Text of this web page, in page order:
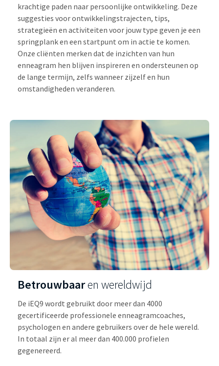
krachtige paden naar persoonlijke ontwikkeling. Deze
suggesties voor ontwikkelingstrajecten, tips,
strategieën en activiteiten voor jouw type geven je een
springplank en een startpunt om in actie te komen.
Onze cliënten merken dat de inzichten van hun
enneagram hen blijven inspireren en ondersteunen op
de lange termijn, zelfs wanneer zijzelf en hun
omstandigheden veranderen.
Betrouwbaaren wereldwijd
De iEQ9 wordt gebruikt door meer dan 4000
gecertificeerde professionele enneagramcoaches,
psychologen en andere gebruikers over de hele wereld.
In totaal zijn er al meer dan 400.000 profielen
gegenereerd.